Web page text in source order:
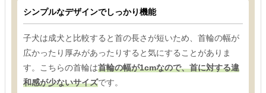
シンプルなデザインでしっかり機能
子犬は成犬と比較すると首の長さが短いため、首輪の幅が
広かったり厚みがあったりすると気にすることがありま
す。こちらの首輪は首輪の幅が1cmなので、首に対する違
和感が少ないサイズです。